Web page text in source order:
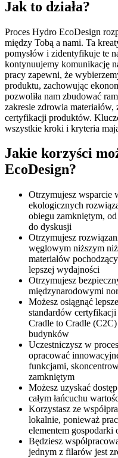
Jak to działa?
Proces Hydro EcoDesign
między Tobą a nami. Ta
pomysłów i zidentyfikuje te
kontynuujemy komunikację
pracy zapewni, że
produktu, zachowując
pozwoliła nam zbudować
zakresie zdrowia
certyfikacji produktów.
wszystkie kroki i kryteria
Jakie korzyści
EcoDesign?
Otrzymujesz wsparcie
ekologicznych
obiegu zamkniętym,
do dyskusji
Otrzymujesz
węglowym niższym
materiałów
lepszej wydajności
Otrzymujesz
międzynarodowymi
Możesz osiągnąć
standardów
Cradle to Cradle
budynków
Uczestniczysz w
opracować
funkcjami,
zamkniętym
Możesz uzyskać
całym łańcuchu
Korzystasz ze
lokalnie, ponieważ
elementem gospodarki
Będziesz
jednym z filarów jest